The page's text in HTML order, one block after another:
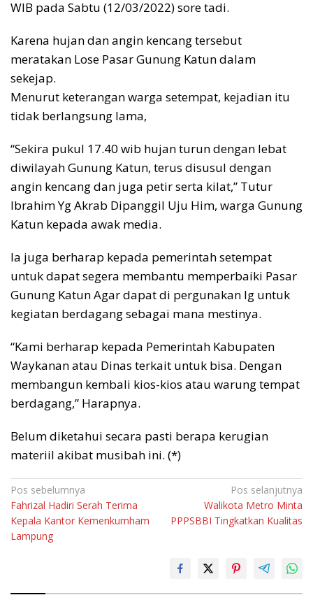
WIB pada Sabtu (12/03/2022) sore tadi.
Karena hujan dan angin kencang tersebut
meratakan Lose Pasar Gunung Katun dalam
sekejap.
Menurut keterangan warga setempat, kejadian itu
tidak berlangsung lama,
“Sekira pukul 17.40 wib hujan turun dengan lebat
diwilayah Gunung Katun, terus disusul dengan
angin kencang dan juga petir serta kilat,” Tutur
Ibrahim Yg Akrab Dipanggil Uju Him, warga Gunung
Katun kepada awak media.
Ia juga berharap kepada pemerintah setempat
untuk dapat segera membantu memperbaiki Pasar
Gunung Katun Agar dapat di pergunakan lg untuk
kegiatan berdagang sebagai mana mestinya.
“Kami berharap kepada Pemerintah Kabupaten
Waykanan atau Dinas terkait untuk bisa. Dengan
membangun kembali kios-kios atau warung tempat
berdagang,” Harapnya.
Belum diketahui secara pasti berapa kerugian
materiil akibat musibah ini. (*)
Navigasi
pos
Pos sebelumnya
Fahrizal Hadiri Serah Terima
Kepala Kantor Kemenkumham
Lampung
Pos selanjutnya
Walikota Metro Minta
PPPSBBI Tingkatkan Kualitas